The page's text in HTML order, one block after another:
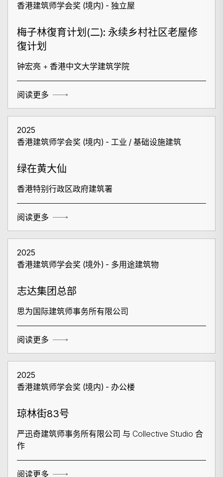
香港建筑师学会奖 (境内) - 独立屋
梅子林復育计划(二): 永续乡村社区老屋修
復计划
钟宏亮 + 香港中文大学建筑学院
阅读更多
2025
香港建筑师学会奖 (境内) - 工业 / 基础设施建筑
绿在黄大仙
香港特别行政区政府建筑署
阅读更多
2025
香港建筑师学会奖 (境外) - 多用途建筑物
志达集团总部
思为国际建筑师事务所有限公司
阅读更多
2025
香港建筑师学会奖 (境内) - 办公楼
琼林街83号
严迅奇建筑师事务所有限公司 与 Collective Studio 合
作
阅读更多